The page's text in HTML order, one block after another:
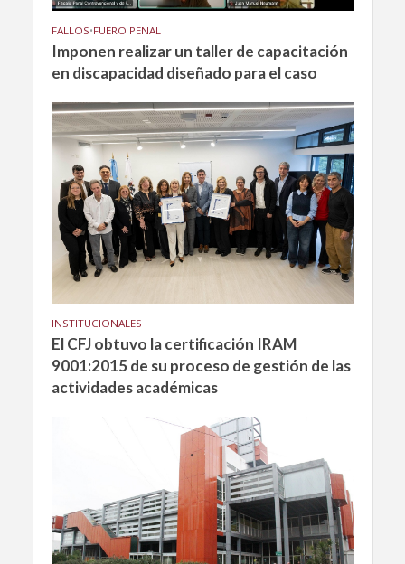
FALLOS•FUERO PENAL
Imponen realizar un taller de capacitación
en discapacidad diseñado para el caso
INSTITUCIONALES
El CFJ obtuvo la certificación IRAM
9001:2015 de su proceso de gestión de las
actividades académicas